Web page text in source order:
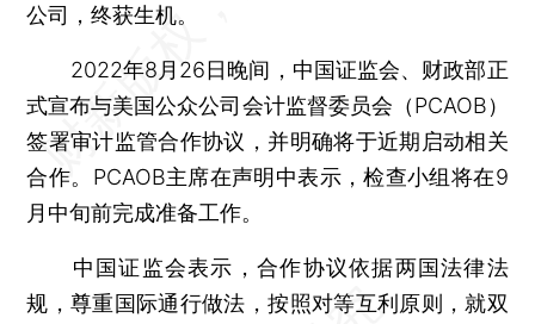
公司，终获生机。
2022年8月26日晚间，中国证监会、财政部正
式宣布与美国公众公司会计监督委员会（PCAOB）
签署审计监管合作协议，并明确将于近期启动相关
合作。PCAOB主席在声明中表示，检查小组将在9
月中旬前完成准备工作。
中国证监会表示，合作协议依据两国法律法
规，尊重国际通行做法，按照对等互利原则，就双